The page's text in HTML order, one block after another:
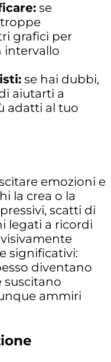
se
grafici per
intervallo
se hai dubbi,
aiutarti a
adatti al tuo
emozioni e
la crea o la
, scatti di
legati a ricordi
significativi:
diventano
suscitano
ammiri